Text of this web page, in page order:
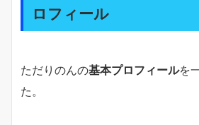
ロフィール
ただりのんの基本プロフィールを
た。